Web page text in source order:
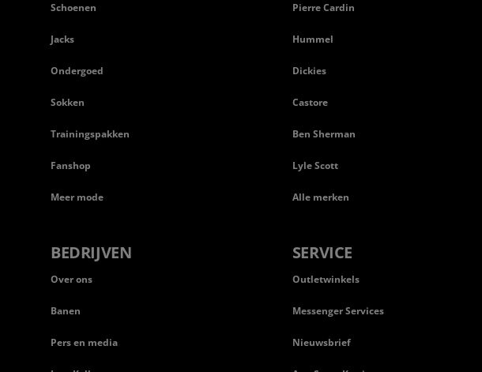
Schoenen
Jacks
Ondergoed
Sokken
Trainingspakken
Fanshop
Meer mode
Pierre Cardin
Hummel
Dickies
Castore
Ben Sherman
Lyle Scott
Alle merken
BEDRIJVEN
Over ons
Banen
Pers en media
SERVICE
Outletwinkels
Messenger Services
Nieuwsbrief